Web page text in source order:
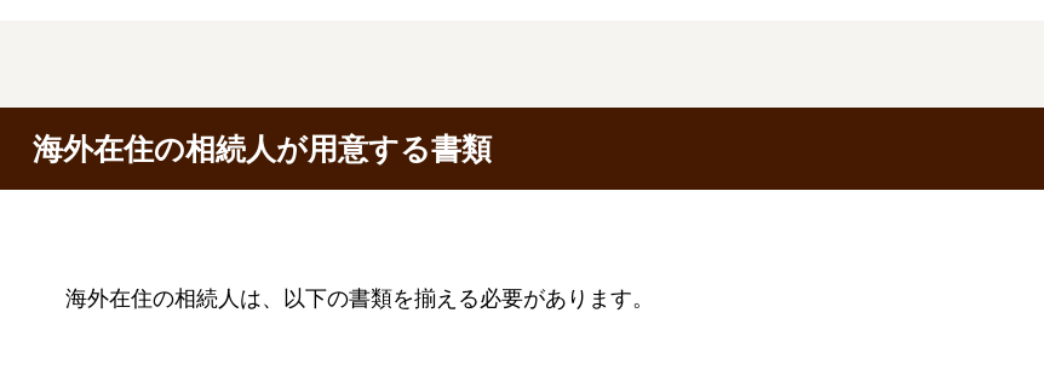
海外在住の相続人が用意する書類
海外在住の相続人は、以下の書類を揃える必要があります。